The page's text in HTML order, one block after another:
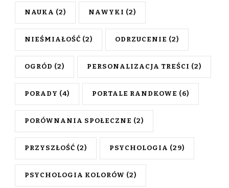
NAUKA (2) NAWYKI (2)
NIEŚMIAŁOŚĆ (2) ODRZUCENIE (2)
OGRÓD (2) PERSONALIZACJA TREŚCI (2)
PORADY (4) PORTALE RANDKOWE (6)
PORÓWNANIA SPOŁECZNE (2)
PRZYSZŁOŚĆ (2) PSYCHOLOGIA (29)
PSYCHOLOGIA KOLORÓW (2)